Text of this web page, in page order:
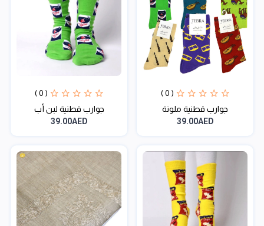
( 0 )
جوارب قطنية ملونة
39.00AED
( 0 )
جوارب قطنية لبن أب
39.00AED